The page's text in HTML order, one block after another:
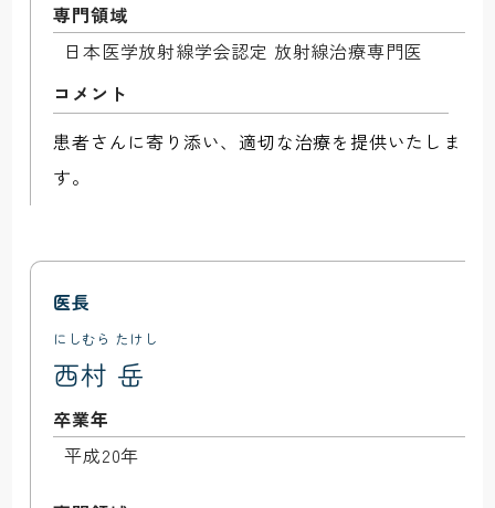
専門領域
日本医学放射線学会認定 放射線治療専門医
患者さんに寄り添い、適切な治療を提供いたしま
す。
医長
にしむら たけし
西村 岳
卒業年
平成20年